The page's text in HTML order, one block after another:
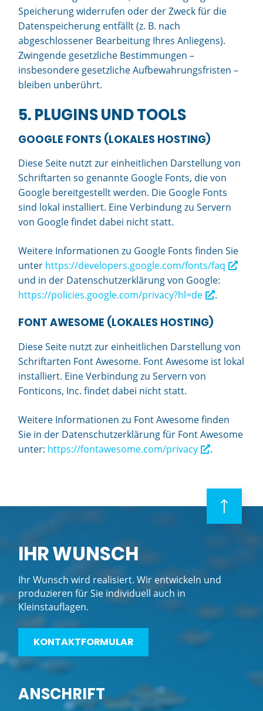
Speicherung widerrufen oder der Zweck für die
Datenspeicherung entfällt (z. B. nach
abgeschlossener Bearbeitung Ihres Anliegens).
Zwingende gesetzliche Bestimmungen –
insbesondere gesetzliche Aufbewahrungsfristen –
bleiben unberührt.
5. PLUGINS UND TOOLS
GOOGLE FONTS (LOKALES HOSTING)
Diese Seite nutzt zur einheitlichen Darstellung von
Schriftarten so genannte Google Fonts, die von
Google bereitgestellt werden. Die Google Fonts
sind lokal installiert. Eine Verbindung zu Servern
von Google findet dabei nicht statt.
Weitere Informationen zu Google Fonts finden Sie
unter https://developers.google.com/fonts/faq
und in der Datenschutzerklärung von Google:
https://policies.google.com/privacy?hl=de
.
FONT AWESOME (LOKALES HOSTING)
Diese Seite nutzt zur einheitlichen Darstellung von
Schriftarten Font Awesome. Font Awesome ist lokal
installiert. Eine Verbindung zu Servern von
Fonticons, Inc. findet dabei nicht statt.
Weitere Informationen zu Font Awesome finden
Sie in der Datenschutzerklärung für Font Awesome
unter: https://fontawesome.com/privacy .
IHR WUNSCH
Ihr Wunsch wird realisiert. Wir entwickeln und
produzieren für Sie individuell auch in
Kleinstauflagen.
KONTAKTFORMULAR
ANSCHRIFT